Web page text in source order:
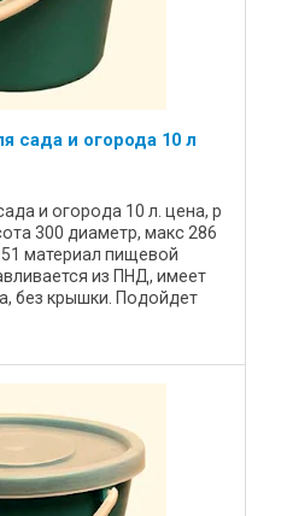
сада и огорода 10 л
и огорода 10 л. цена, р
300 диаметр, макс 286
материал пищевой
из ПНД, имеет
без крышки. Подойдет